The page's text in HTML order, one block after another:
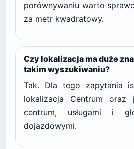
porównywaniu warto
za metr kwadratowy.
Czy lokalizacja ma duże
takim wyszukiwaniu?
Tak. Dla tego zapytania
lokalizacja Centrum oraz
centrum, usługami i
dojazdowymi.